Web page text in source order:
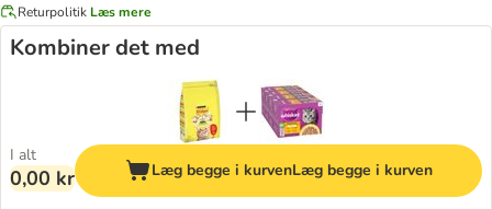
Returpolitik Læs mere
Kombiner det med
I alt
0,00 kr Læg begge i kurvenLæg begge i kurven